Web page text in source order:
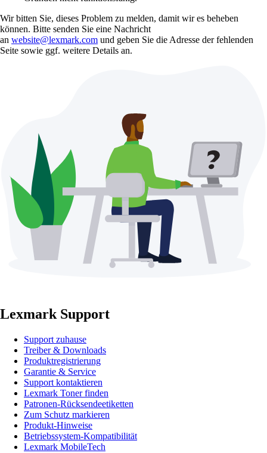
Wir bitten Sie, dieses Problem zu melden, damit wir es beheben
können. Bitte senden Sie eine Nachricht
an website@lexmark.com und geben Sie die Adresse der fehlenden
Seite sowie ggf. weitere Details an.
Lexmark Support
Support zuhause
Treiber & Downloads
Produktregistrierung
Garantie & Service
Support kontaktieren
Lexmark Toner finden
Patronen-Rücksendeetiketten
Zum Schutz markieren
Produkt-Hinweise
Betriebssystem-Kompatibilität
Lexmark MobileTech